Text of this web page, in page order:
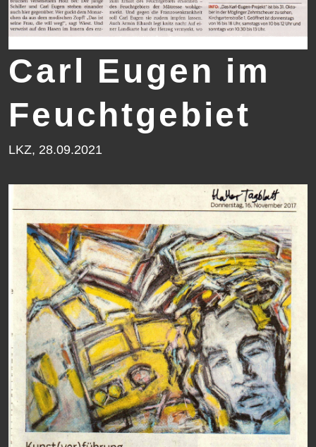
Carl Eugen im
Feuchtgebiet
LKZ, 28.09.2021